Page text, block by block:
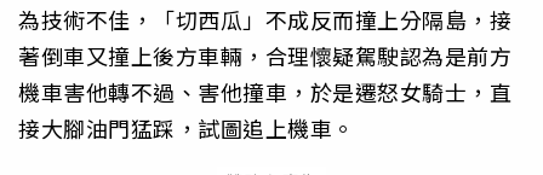
為技術不佳，「切西瓜」不成反而撞上分隔島，接
著倒車又撞上後方車輛，合理懷疑駕駛認為是前方
機車害他轉不過、害他撞車，於是遷怒女騎士，直
接大腳油門猛踩，試圖追上機車。